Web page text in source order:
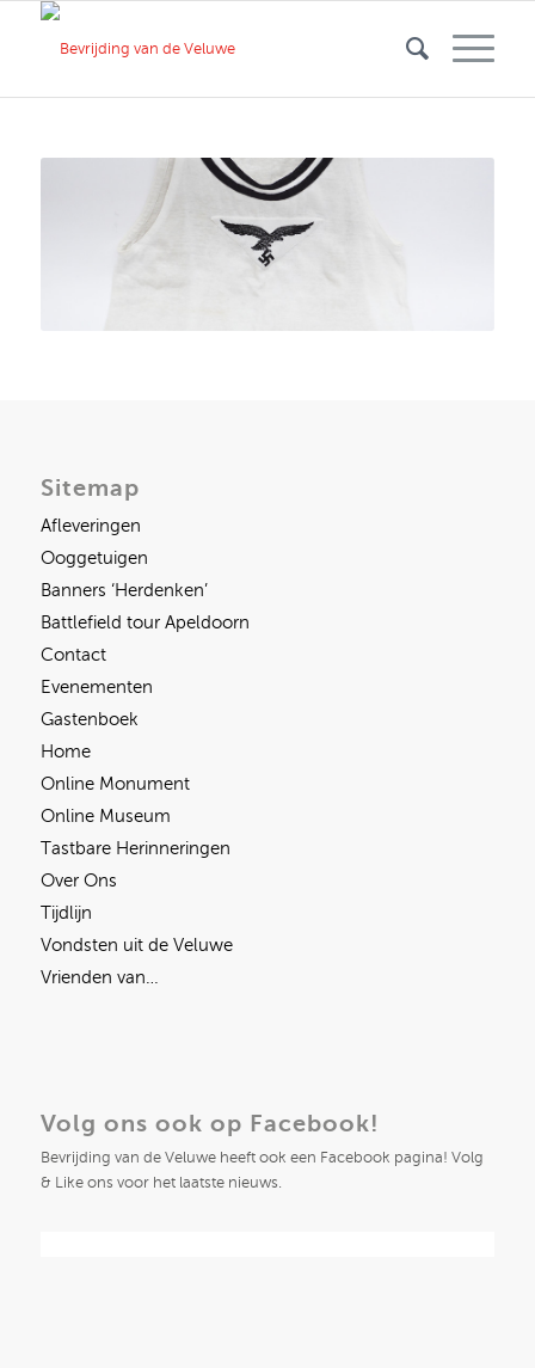
Sitemap
Afleveringen
Ooggetuigen
Banners ‘Herdenken’
Battlefield tour Apeldoorn
Contact
Evenementen
Gastenboek
Home
Online Monument
Online Museum
Tastbare Herinneringen
Over Ons
Tijdlijn
Vondsten uit de Veluwe
Vrienden van…
Volg ons ook op Facebook!
Bevrijding van de Veluwe heeft ook een Facebook pagina! Volg
& Like ons voor het laatste nieuws.